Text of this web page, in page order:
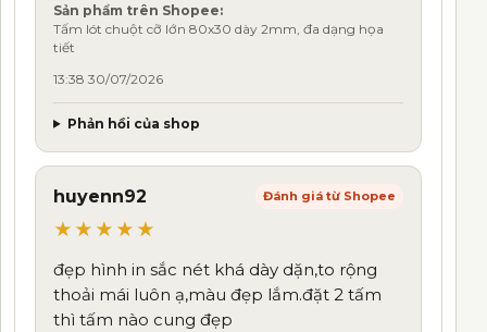
Sản phẩm trên Shopee:
Tấm lót chuột cỡ lớn 80x30 dày 2mm, đa dạng họa
tiết
13:38 30/07/2026
Phản hồi của shop
huyenn92 Đánh giá từ Shopee
★★★★★
đẹp hình in sắc nét khá dày dặn,to rộng
thoải mái luôn ạ,màu đẹp lắm.đặt 2 tấm
thì tấm nào cung đẹp